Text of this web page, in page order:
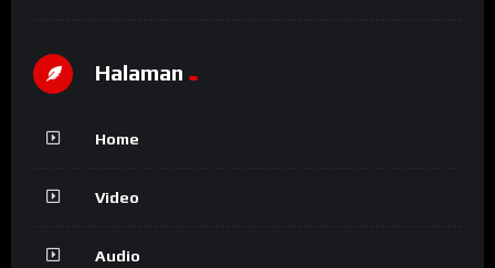
Halaman
Home
Video
Audio